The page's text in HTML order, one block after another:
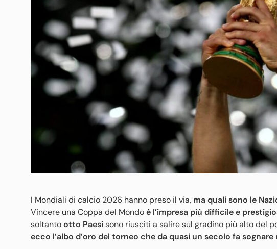
I Mondiali di calcio 2026 hanno preso il via, ma quali sono le
Vincere una Coppa del Mondoè l’impresa più difficile e
soltantootto Paesisono riusciti a salire sul gradino più alto del
ecco l’albo d’oro del torneo che da quasi un secolo fa